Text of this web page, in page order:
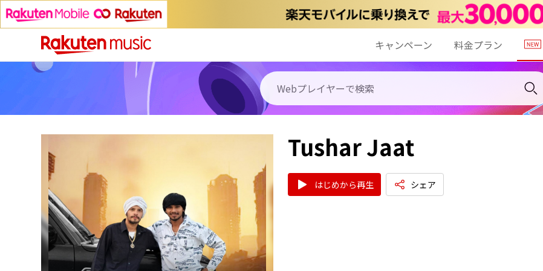
キャンペーン 料金プラン
Tushar Jaat
はじめから再生 シェア